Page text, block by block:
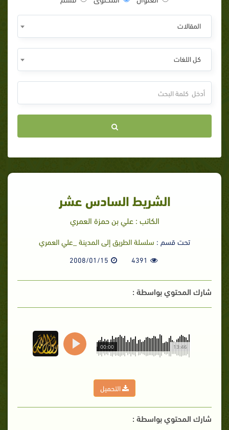
المقالات
كل اللغات
الشريط السادس عشر
الكاتب : علي بن حمزة العمري
تحت قسم : سلسلة الطريق إلى المدينة _علي العمري
4391
2008/01/15
شارك المحتوي بواسطة :
13:46
00:00
التحميل
شارك المحتوي بواسطة :